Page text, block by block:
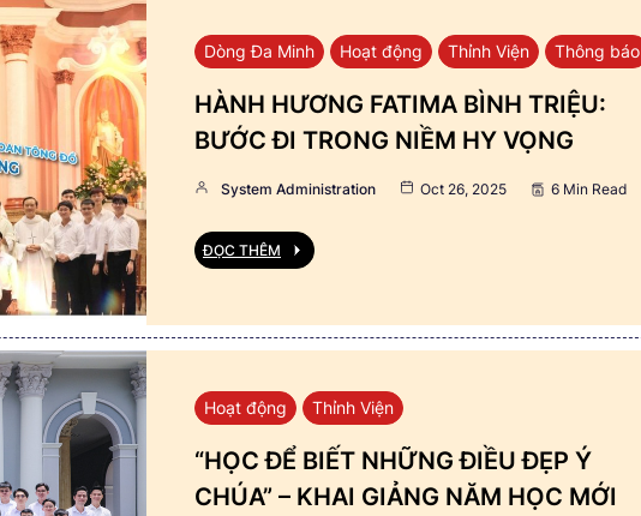
Dòng Đa Minh Hoạt động Thỉnh Viện Thông báo
HÀNH HƯƠNG FATIMA BÌNH TRIỆU:
BƯỚC ĐI TRONG NIỀM HY VỌNG
System Administration Oct 26, 2025 6 Min Read
ĐỌC THÊM
Hoạt động Thỉnh Viện
“HỌC ĐỂ BIẾT NHỮNG ĐIỀU ĐẸP Ý
CHÚA” – KHAI GIẢNG NĂM HỌC MỚI